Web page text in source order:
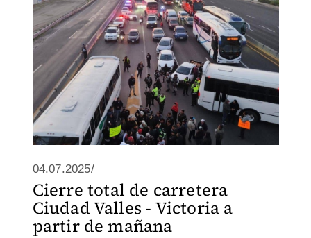
04.07.2025/
Cierre total de carretera
Ciudad Valles - Victoria a
partir de mañana